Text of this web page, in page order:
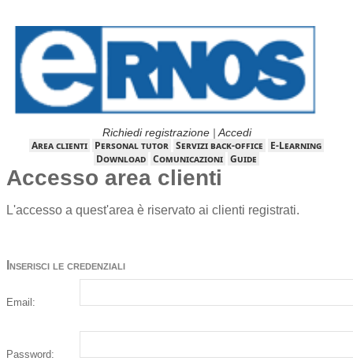
Richiedi registrazione | Accedi
Area clienti Personal tutor Servizi back-office
E-Learning
Download Comunicazioni Guide
Accesso area clienti
L'accesso a quest'area è riservato ai clienti registrati.
Inserisci le credenziali
Email:
Password: